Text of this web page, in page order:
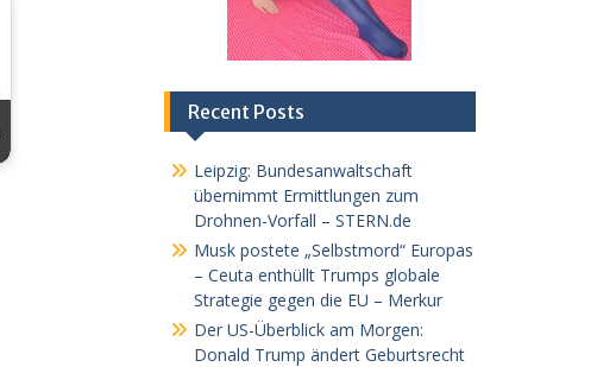
Recent Posts
Leipzig: Bundesanwaltschaft
übernimmt Ermittlungen zum
Drohnen-Vorfall – STERN.de
Musk postete „Selbstmord“ Europas
– Ceuta enthüllt Trumps globale
Strategie gegen die EU – Merkur
Der US-Überblick am Morgen:
Donald Trump ändert Geburtsrecht